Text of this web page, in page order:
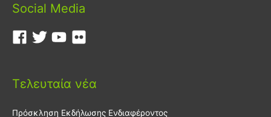
Social Media
Τελευταία νέα
Πρόσκληση Εκδήλωσης Ενδιαφέροντος